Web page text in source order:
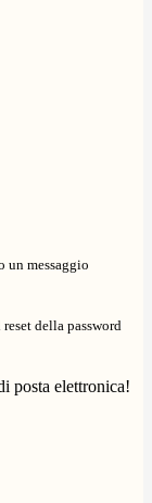
un messaggio
della password
posta elettronica!